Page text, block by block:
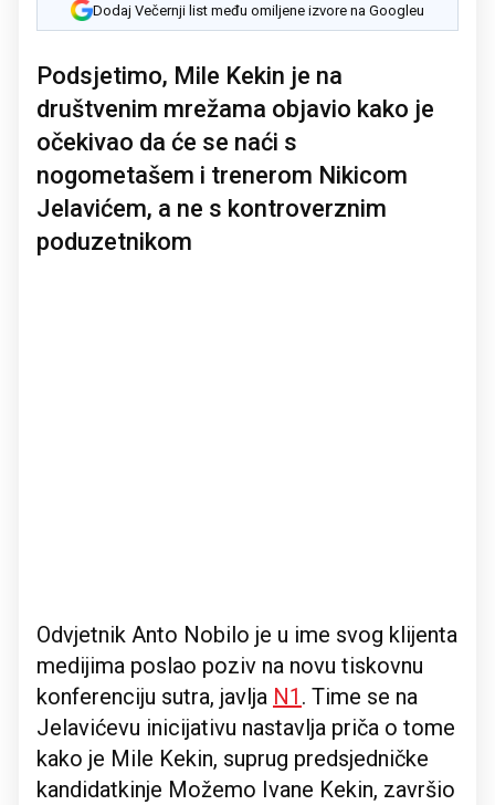
Dodaj Večernji list među omiljene izvore na Googleu
Podsjetimo, Mile Kekin je na
društvenim mrežama objavio kako je
očekivao da će se naći s
nogometašem i trenerom Nikicom
Jelavićem, a ne s kontroverznim
poduzetnikom
Odvjetnik Anto Nobilo je u ime svog klijenta
medijima poslao poziv na novu tiskovnu
konferenciju sutra, javlja N1 . Time se na
Jelavićevu inicijativu nastavlja priča o tome
kako je Mile Kekin, suprug predsjedničke
kandidatkinje Možemo Ivane Kekin, završio